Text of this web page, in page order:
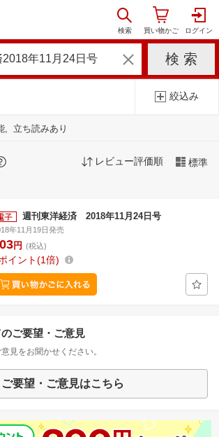
絞込み
立ち読みあり
レビュー評価順 標準
週刊東洋経済 2018年11月24日号
年11月19日発売
円 (税込)
イント 1倍
ご要望・ご意見
見をお聞かせください。
ご要望・ご意見はこちら